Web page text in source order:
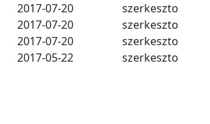
2017-07-20
szerkeszto
2017-07-20
szerkeszto
2017-07-20
szerkeszto
2017-05-22 szerkeszto